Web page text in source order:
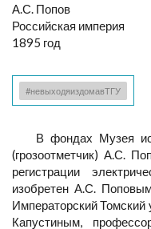
А.С. Попов
Российская империя
1895 год
#невыходяиздомавТГУ
В фондах Музея
(грозоотметчик) А.С.
регистрации
изобретен А.С.
Императорский
Капустиным,